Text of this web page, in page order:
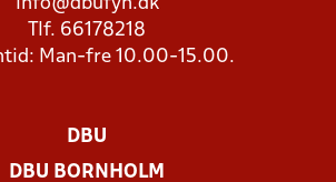
info@dbufyn.dk
Tlf. 66178218
Man-fre 10.00-15.00.
DBU
DBU BORNHOLM